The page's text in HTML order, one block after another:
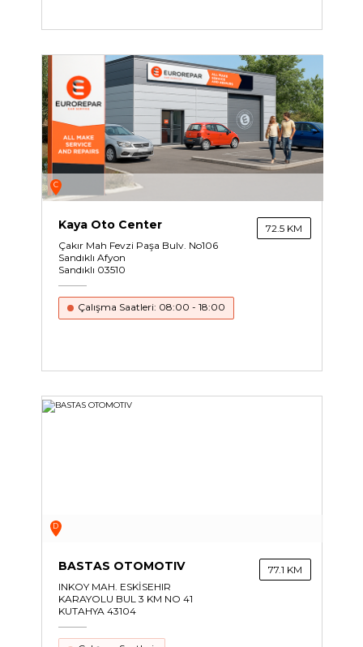
C
Kaya Oto Center
Çakır Mah Fevzi Paşa Bulv. No106
Sandıklı Afyon
Sandıklı 03510
72.5 KM
Çalışma Saatleri: 08:00 - 18:00
D
BASTAS OTOMOTIV
INKOY MAH. ESKİSEHIR
KARAYOLU BUL 3 KM NO 41
KUTAHYA 43104
77.1 KM